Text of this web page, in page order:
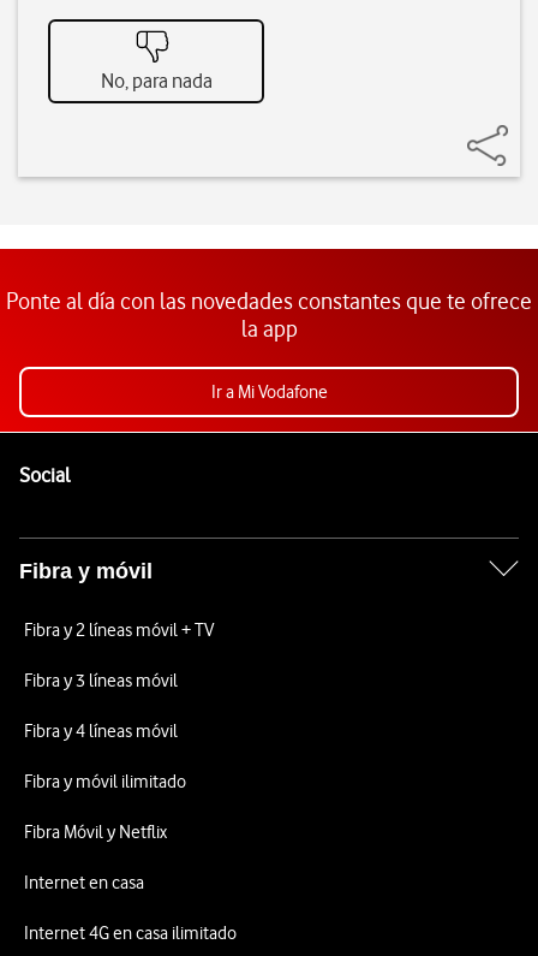
No, para nada
Ponte al día con las novedades constantes que te ofrece
la app
Ir a Mi Vodafone
SocialEnlaces a las redes sociales de Vodafone
Fibra y móvil
Fibra y 2 líneas móvil + TV
Fibra y 3 líneas móvil
Fibra y 4 líneas móvil
Fibra y móvil ilimitado
Fibra Móvil y Netflix
Internet en casa
Internet 4G en casa ilimitado